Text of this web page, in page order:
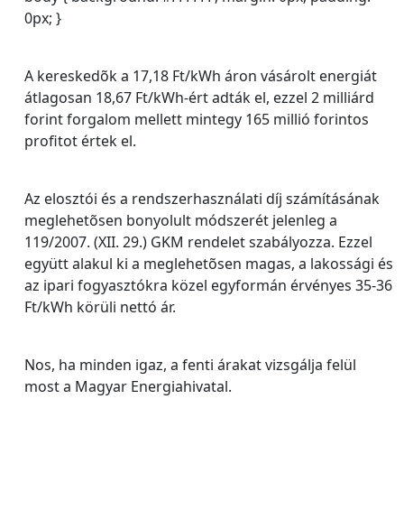
0px; }
A kereskedõk a 17,18 Ft/kWh áron vásárolt energiát
átlagosan 18,67 Ft/kWh-ért adták el, ezzel 2 milliárd
forint forgalom mellett mintegy 165 millió forintos
profitot értek el.
Az elosztói és a rendszerhasználati díj számításának
meglehetõsen bonyolult módszerét jelenleg a
119/2007. (XII. 29.) GKM rendelet szabályozza. Ezzel
együtt alakul ki a meglehetõsen magas, a lakossági és
az ipari fogyasztókra közel egyformán érvényes 35-36
Ft/kWh körüli nettó ár.
Nos, ha minden igaz, a fenti árakat vizsgálja felül
most a Magyar Energiahivatal.